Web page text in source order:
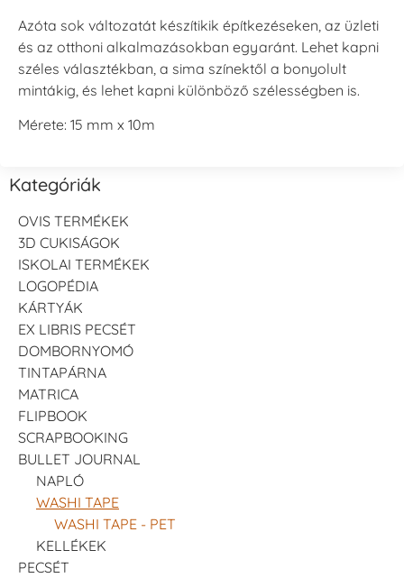
Azóta sok változatát készítikik építkezéseken, az üzleti
és az otthoni alkalmazásokban egyaránt. Lehet kapni
széles választékban, a sima színektől a bonyolult
mintákig, és lehet kapni különböző szélességben is.
Mérete: 15 mm x 10m
Kategóriák
OVIS TERMÉKEK
3D CUKISÁGOK
ISKOLAI TERMÉKEK
LOGOPÉDIA
KÁRTYÁK
EX LIBRIS PECSÉT
DOMBORNYOMÓ
TINTAPÁRNA
MATRICA
FLIPBOOK
SCRAPBOOKING
BULLET JOURNAL
NAPLÓ
WASHI TAPE
WASHI TAPE - PET
KELLÉKEK
PECSÉT